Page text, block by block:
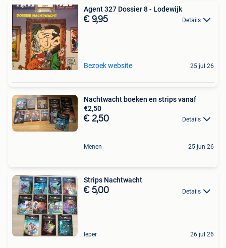
Agent 327 Dossier 8 - Lodewijk
€ 9,95 Details
Bezoek website 25 jul 26
Nachtwacht boeken en strips vanaf
€2,50
€ 2,50 Details
Menen 25 jun 26
Strips Nachtwacht
€ 5,00 Details
Ieper 26 jul 26